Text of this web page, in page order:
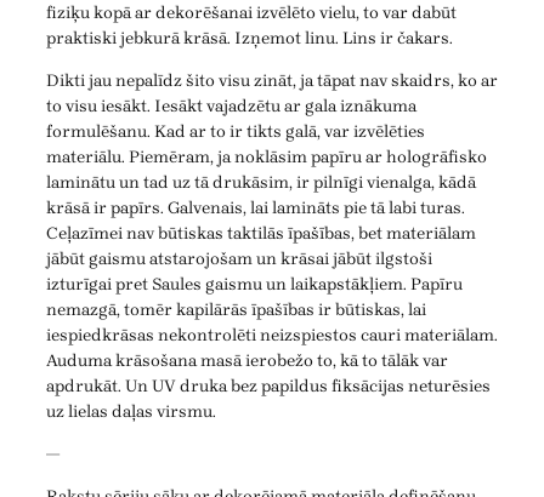
fiziķu kopā ar dekorēšanai izvēlēto vielu, to var dabūt
praktiski jebkurā krāsā. Izņemot linu. Lins ir čakars.
Dikti jau nepalīdz šito visu zināt, ja tāpat nav skaidrs, ko ar
to visu iesākt. Iesākt vajadzētu ar gala iznākuma
formulēšanu. Kad ar to ir tikts galā, var izvēlēties
materiālu. Piemēram, ja noklāsim papīru ar hologrāfisko
laminātu un tad uz tā drukāsim, ir pilnīgi vienalga, kādā
krāsā ir papīrs. Galvenais, lai lamināts pie tā labi turas.
Ceļazīmei nav būtiskas taktilās īpašības, bet materiālam
jābūt gaismu atstarojošam un krāsai jābūt ilgstoši
izturīgai pret Saules gaismu un laikapstākļiem. Papīru
nemazgā, tomēr kapilārās īpašības ir būtiskas, lai
iespiedkrāsas nekontrolēti neizspiestos cauri materiālam.
Auduma krāsošana masā ierobežo to, kā to tālāk var
apdrukāt. Un UV druka bez papildus fiksācijas neturēsies
uz lielas daļas virsmu.
—